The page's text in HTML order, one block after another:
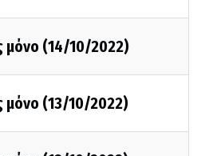
μόνο (14/10/2022)
μόνο (13/10/2022)